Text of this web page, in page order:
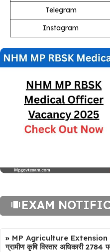
Telegram
Instagram
EXAM
» MP Agriculture
ग्रामीण कृषि विस्तार अधिकारी 2784